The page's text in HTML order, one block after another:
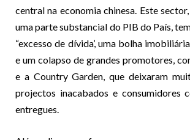
central na economia chinesa. Este
uma parte substancial do PIB do País,
“excesso de dívida’, uma bolha
e um colapso de grandes promotores,
e a Country Garden, que deixaram
projectos inacabados e consumidores
entregues.